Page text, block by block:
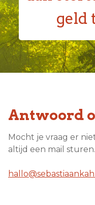
geld
Antwoord
Mocht je vraag er
altijd een mail sturen.